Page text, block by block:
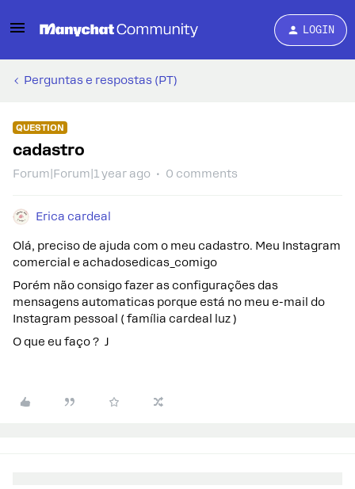
LOGIN
Perguntas e respostas (PT)
QUESTION
cadastro
Forum|Forum|1 year ago 0 comments
Erica cardeal
Olá, preciso de ajuda com o meu cadastro. Meu Instagram
comercial e achadosedicas_comigo
Porém não consigo fazer as configurações das
mensagens automaticas porque está no meu e-mail do
Instagram pessoal ( família cardeal luz )
O que eu faço ? J